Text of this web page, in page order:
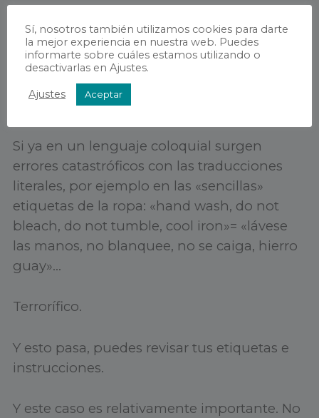
Si ya en un lenguaje coloquial surgen
errores catastróficos con las traducciones
literales, por ejemplo en las «sencillas»
etiquetas de la ropa: «hand wash, do not
bleach, do not tumble, cool iron»= «lávese
las manos, no blanquee, no se caiga, hierro
guay»…
Terrorífico.
Y esto pasa, puedes revisar tus etiquetas e
instrucciones.
Y este caso es relativamente importante. No
Sí, nosotros también utilizamos cookies para darte
la mejor experiencia en nuestra web. Puedes
informarte sobre cuáles estamos utilizando o
desactivarlas en Ajustes.
Ajustes Aceptar